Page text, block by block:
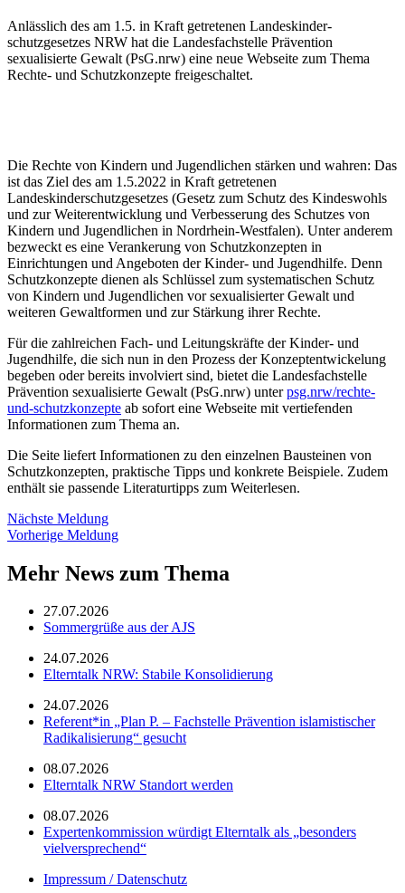
Anlässlich des am 1.5. in Kraft getretenen Landeskinder-
schutzgesetzes NRW hat die Landesfachstelle Prävention
sexualisierte Gewalt (PsG.nrw) eine neue Webseite zum Thema
Rechte- und Schutzkonzepte freigeschaltet.
Die Rechte von Kindern und Jugendlichen stärken und wahren: Das
ist das Ziel des am 1.5.2022 in Kraft getretenen
Landeskinderschutzgesetzes (Gesetz zum Schutz des Kindeswohls
und zur Weiterentwicklung und Verbesserung des Schutzes von
Kindern und Jugendlichen in Nordrhein-Westfalen). Unter anderem
bezweckt es eine Verankerung von Schutzkonzepten in
Einrichtungen und Angeboten der Kinder- und Jugendhilfe. Denn
Schutzkonzepte dienen als Schlüssel zum systematischen Schutz
von Kindern und Jugendlichen vor sexualisierter Gewalt und
weiteren Gewaltformen und zur Stärkung ihrer Rechte.
Für die zahlreichen Fach- und Leitungskräfte der Kinder- und
Jugendhilfe, die sich nun in den Prozess der Konzeptentwickelung
begeben oder bereits involviert sind, bietet die Landesfachstelle
Prävention sexualisierte Gewalt (PsG.nrw) unterpsg.nrw/rechte-
und-schutzkonzepte ab sofort eine Webseite mit vertiefenden
Informationen zum Thema an.
Die Seite liefert Informationen zu den einzelnen Bausteinen von
Schutzkonzepten, praktische Tipps und konkrete Beispiele. Zudem
enthält sie passende Literaturtipps zum Weiterlesen.
Nächste Meldung
Vorherige Meldung
Mehr News zum Thema
27.07.2026
Sommergrüße aus der AJS
24.07.2026
Elterntalk NRW: Stabile Konsolidierung
24.07.2026
Referent*in „Plan P. – Fachstelle Prävention islamistischer
Radikalisierung“ gesucht
08.07.2026
Elterntalk NRW Standort werden
08.07.2026
Expertenkommission würdigt Elterntalk als „besonders
vielversprechend“
Impressum / Datenschutz